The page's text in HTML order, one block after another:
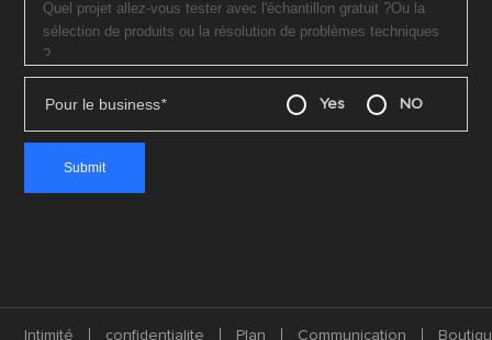
Pour le business* Yes NO
Intimité confidentialite Plan Communication